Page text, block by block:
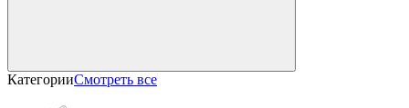
КатегорииСмотреть все